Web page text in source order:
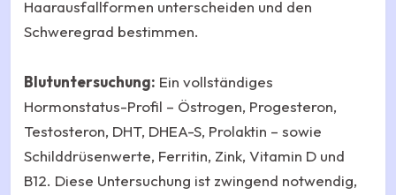
Haarausfallformen unterscheiden und den
Schweregrad bestimmen.
Blutuntersuchung: Ein vollständiges
Hormonstatus-Profil – Östrogen, Progesteron,
Testosteron, DHT, DHEA-S, Prolaktin – sowie
Schilddrüsenwerte, Ferritin, Zink, Vitamin D und
B12. Diese Untersuchung ist zwingend notwendig,